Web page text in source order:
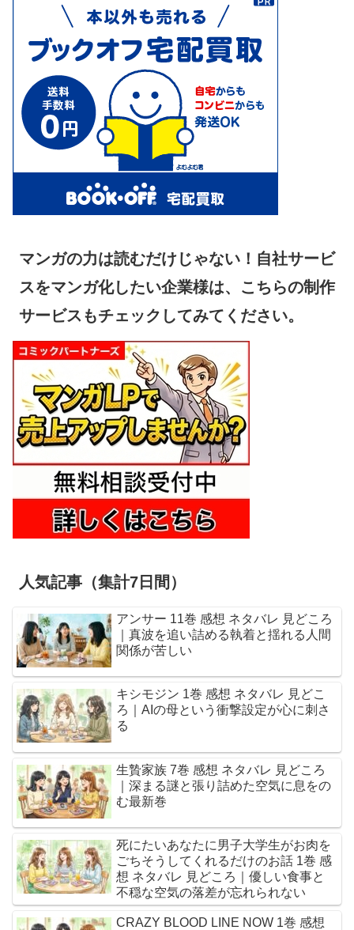
マンガの力は読むだけじゃない！自社サービ
スをマンガ化したい企業様は、こちらの制作
サービスもチェックしてみてください。
人気記事（集計7日間）
アンサー 11巻 感想 ネタバレ 見どころ
｜真波を追い詰める執着と揺れる人間
関係が苦しい
キシモジン 1巻 感想 ネタバレ 見どこ
ろ｜AIの母という衝撃設定が心に刺さ
る
生贄家族 7巻 感想 ネタバレ 見どころ
｜深まる謎と張り詰めた空気に息をの
む最新巻
死にたいあなたに男子大学生がお肉を
ごちそうしてくれるだけのお話 1巻 感
想 ネタバレ 見どころ｜優しい食事と
不穏な空気の落差が忘れられない
CRAZY BLOOD LINE NOW 1巻 感想